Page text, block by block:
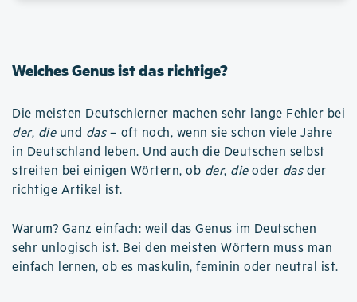
Welches Genus ist das richtige?
Die meisten Deutschlerner machen sehr lange Fehler bei
der, dieund das– oft noch, wenn sie schon viele Jahre
in Deutschland leben. Und auch die Deutschen selbst
streiten bei einigen Wörtern, ob der, dieoder dasder
richtige Artikel ist.
Warum? Ganz einfach: weil das Genus im Deutschen
sehr unlogisch ist. Bei den meisten Wörtern muss man
einfach lernen, ob es maskulin, feminin oder neutral ist.